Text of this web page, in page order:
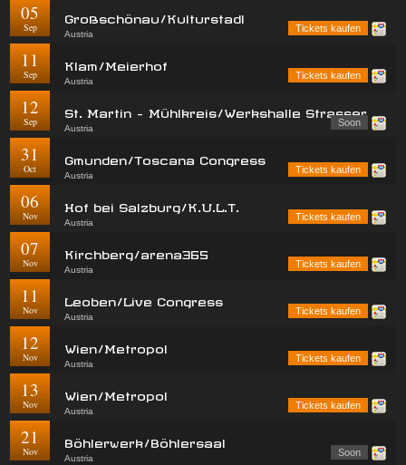
05
Sep
Großschönau/Kulturstadl
Austria
Tickets kaufen
11
Sep
Klam/Meierhof
Austria
Tickets kaufen
12
Sep
St. Martin - Mühlkreis/Werkshalle Strasser
Austria
Soon
31
Oct
Gmunden/Toscana Congress
Austria
Tickets kaufen
06
Nov
Hof bei Salzburg/K.U.L.T.
Austria
Tickets kaufen
07
Nov
Kirchberg/arena365
Austria
Tickets kaufen
11
Nov
Leoben/Live Congress
Austria
Tickets kaufen
12
Nov
Wien/Metropol
Austria
Tickets kaufen
13
Nov
Wien/Metropol
Austria
Tickets kaufen
21
Nov
Böhlerwerk/Böhlersaal
Austria
Soon